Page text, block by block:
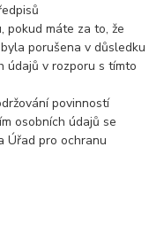
pokud máte za to, že
porušena v důsledku
údajů v rozporu s tímto
povinností
osobních údajů se
Úřad pro ochranu